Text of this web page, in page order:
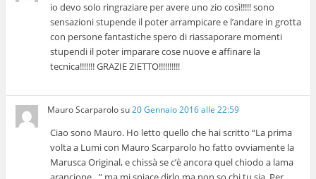
io devo solo ringraziare per avere uno zio così!!!!! sono
sensazioni stupende il poter arrampicare e l’andare in grotta
con persone fantastiche spero di riassaporare momenti
stupendi il poter imparare cose nuove e affinare la
tecnica!!!!!!! GRAZIE ZIETTO!!!!!!!!!!
Mauro Scarparolosu20 Gennaio 2016 alle 22:59
Ciao sono Mauro. Ho letto quello che hai scritto “La prima
volta a Lumi con Mauro Scarparolo ho fatto ovviamente la
Marusca Original, e chissà se c’è ancora quel chiodo a lama